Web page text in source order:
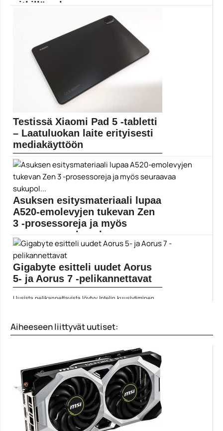
pitkillä valona...
Gladius GD8 TG ARGB Pure Black -kotelossa huomio...
Testissä Xiaomi Pad 5 -tabletti
– Laatuluokan laite erityisesti
mediakäyttöön
Monet käyttävät tablettia nimenomaan erilaisten
viihdesisältöjen nauttimiseen. Juuri...
android-tabletit
Asuksen esitysmateriaali lupaa
A520-emolevyjen tukevan Zen
3 -prosessoreja ja myös
seuraavaa sukupol...
Nyt julkistetut AMD A520 -emolevyt ovat yhteensopivia
myös...
A520
Gigabyte esitteli uudet Aorus
5- ja Aorus 7 -pelikannettavat
Uusista pelikannettavista löytyy Intelin kuusiytiminen
Aiheeseen liittyvät uutiset: